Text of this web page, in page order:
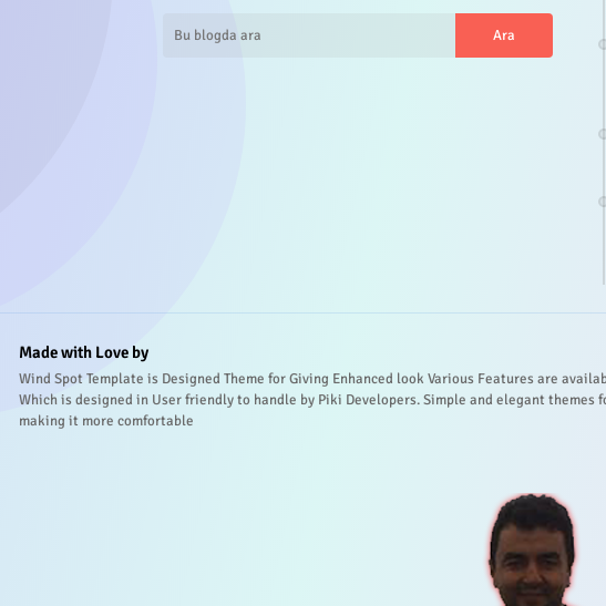
Made with Love by
Wind Spot Template is Designed Theme for Giving Enhanced look Various Features are
Which is designed in User friendly to handle by Piki Developers. Simple and elegant themes
making it more comfortable